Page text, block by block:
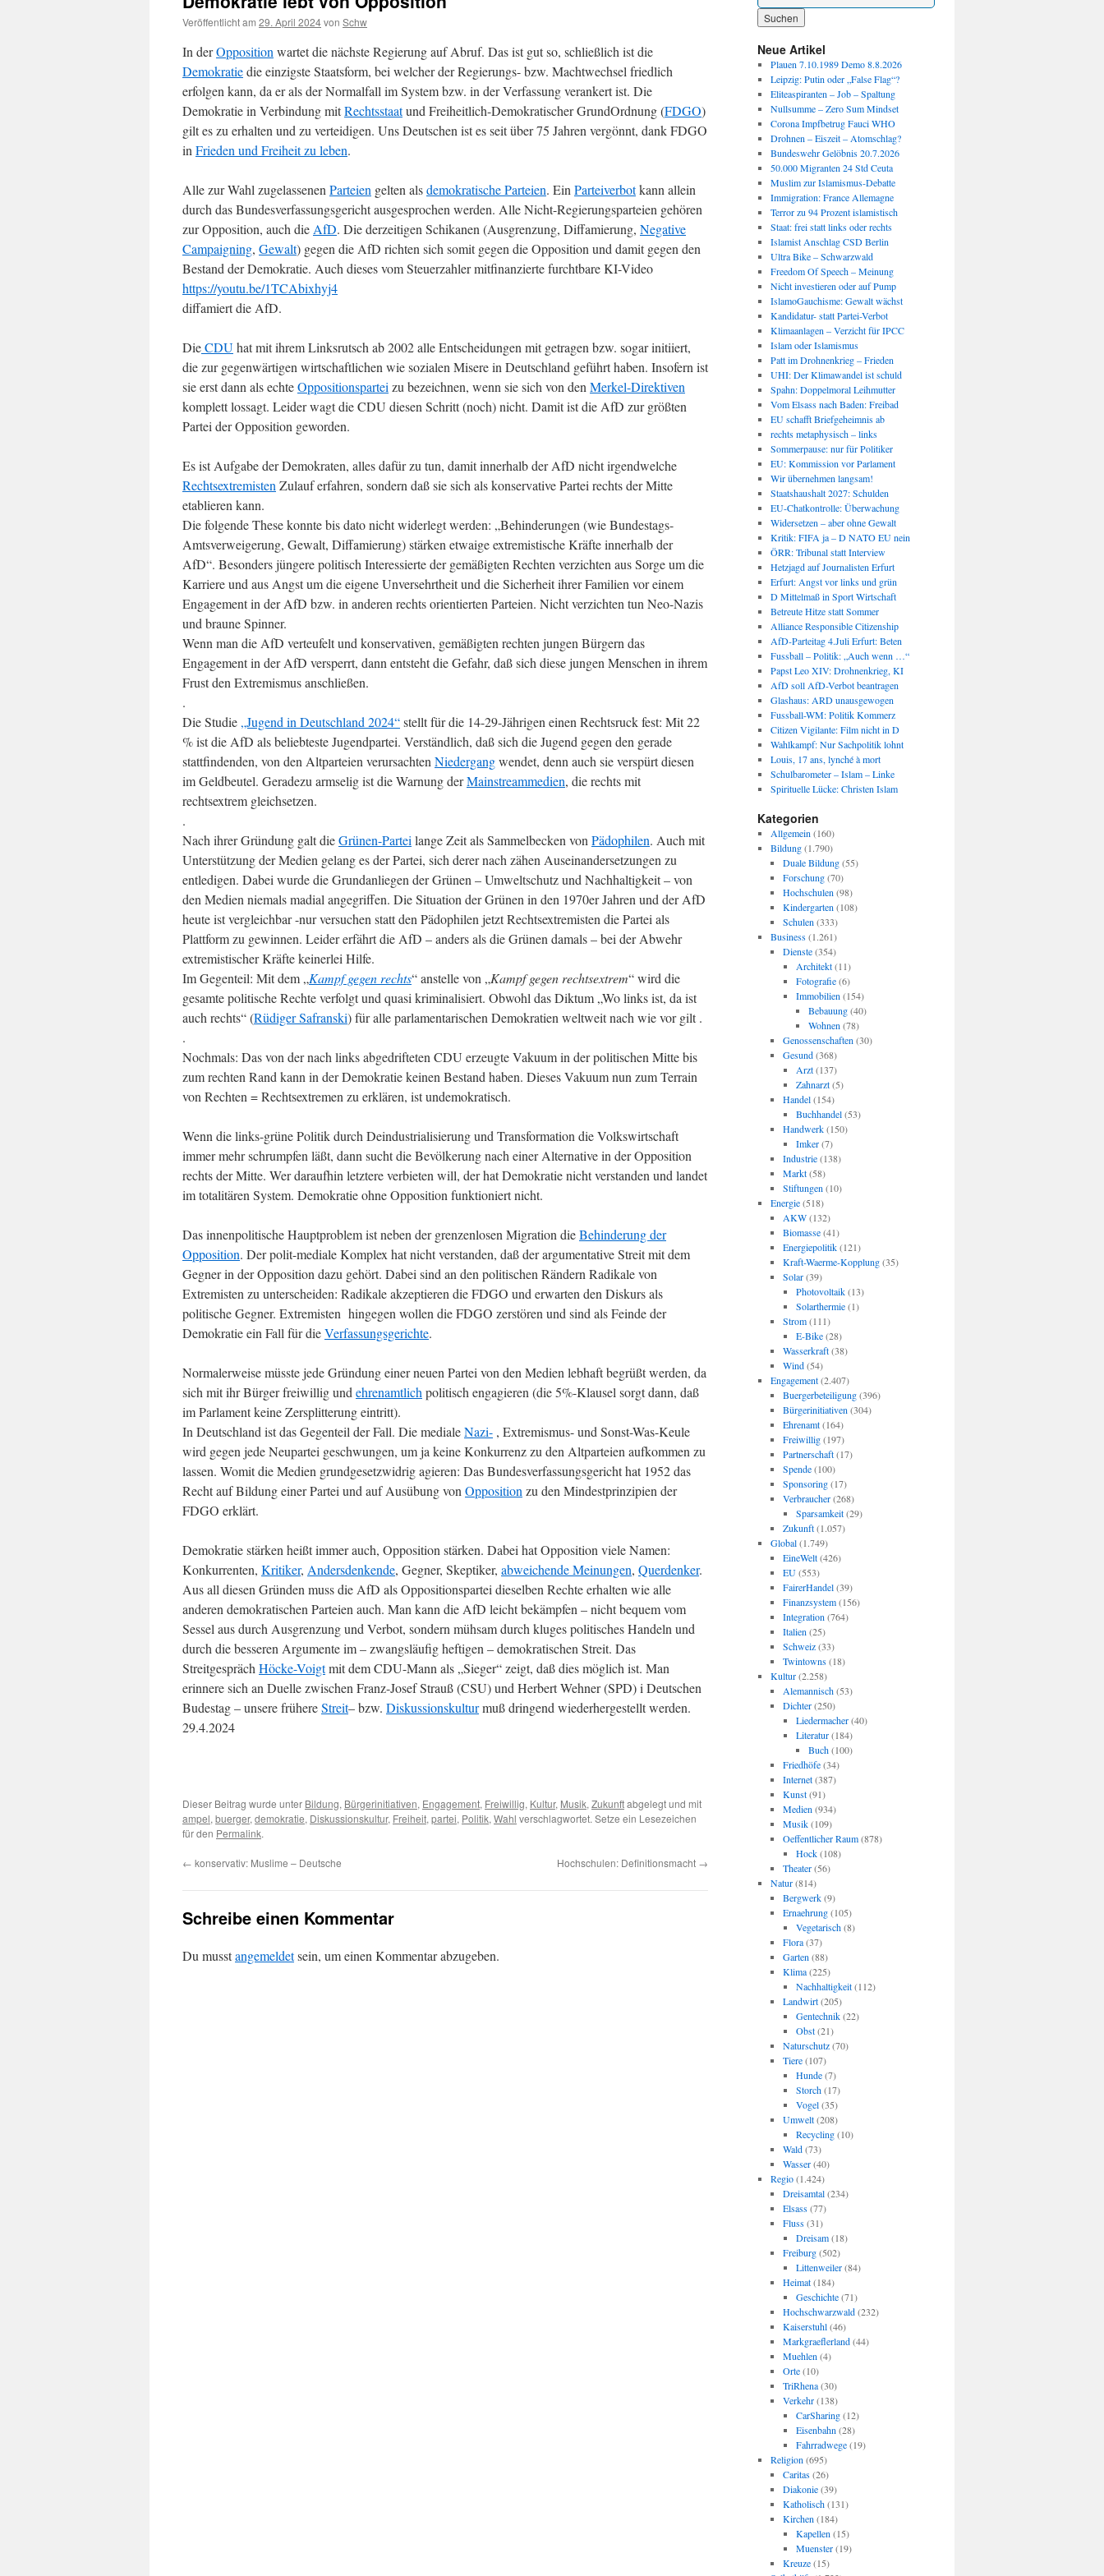
Veröffentlicht am 29. April 2024von Schw
In derOpposition wartet die nächste Regierung auf Abruf. Das ist gut so, schließlich ist die
Demokratiedie einzigste Staatsform, bei welcher der Regierungs- bzw. Machtwechsel friedlich
erfolgen kann, da er als der Normalfall im System bzw. in der Verfassung verankert ist. Die
Demokratie in Verbindung mitRechtsstaatund Freiheitlich-Demokratischer GrundOrdnung (FDGO)
gilt es zu erhalten und zu verteidigen. Uns Deutschen ist es seit über 75 Jahren vergönnt, dank FDGO
in Frieden und Freiheit zu leben.
Alle zur Wahl zugelassenen Parteien gelten alsdemokratische Parteien. Ein Parteiverbotkann allein
durch das Bundesverfassungsgericht ausgesprochen werden. Alle Nicht-Regierungsparteien gehören
zur Opposition, auch die AfD. Die derzeitigen Schikanen (Ausgrenzung, Diffamierung, Negative
Campaigning, Gewalt) gegen die AfD richten sich somit gegen die Opposition und damit gegen den
Bestand der Demokratie. Auch dieses vom Steuerzahler mitfinanzierte furchtbare KI-Video
https://youtu.be/1TCAbixhyj4
diffamiert die AfD.
DieCDUhat mit ihrem Linksrutsch ab 2002 alle Entscheidungen mit getragen bzw. sogar initiiert,
die zur gegenwärtigen wirtschaftlichen wie sozialen Misere in Deutschland geführt haben. Insofern ist
sie erst dann als echteOppositionspartei zu bezeichnen, wenn sie sich von den Merkel-Direktiven
komplett lossagt. Leider wagt die CDU diesen Schritt (noch) nicht. Damit ist die AfD zur größten
Partei der Opposition geworden.
Es ist Aufgabe der Demokraten, alles dafür zu tun, damit innerhalb der AfD nicht irgendwelche
Rechtsextremisten Zulauf erfahren, sondern daß sie sich als konservative Partei rechts der Mitte
etablieren kann.
Die folgende These konnte bis dato nicht widerlegt werden: „Behinderungen (wie Bundestags-
Amtsverweigerung, Gewalt, Diffamierung) stärken etwaige extremistische Kräfte innerhalb der
AfD“. Besonders jüngere politisch Interessierte der gemäßigten Rechten verzichten aus Sorge um die
Karriere und aus Angst um die eigene Unversehrtheit und die Sicherheit ihrer Familien vor einem
Engagement in der AfD bzw. in anderen rechts orientierten Parteien. Nicht verzichten tun Neo-Nazis
und braune Spinner.
Wenn man die AfD verteufelt und konservativen, gemäßigten rechten jungen Bürgern das
Engagement in der AfD versperrt, dann entsteht die Gefahr, daß sich diese jungen Menschen in ihrem
Frust den Extremismus anschließen.
.
Die Studie „Jugend in Deutschland 2024“stellt für die 14-29-Jährigen einen Rechtsruck fest: Mit 22
% ist die AfD als beliebteste Jugendpartei. Verständlich, daß sich die Jugend gegen den gerade
stattfindenden, von den Altparteien verursachten Niedergangwendet, denn auch sie verspürt diesen
im Geldbeutel. Geradezu armselig ist die Warnung derMainstreammedien, die rechts mit
rechtsextrem gleichsetzen.
.
Nach ihrer Gründung galt dieGrünen-Partei lange Zeit als Sammelbecken von Pädophilen. Auch mit
Unterstützung der Medien gelang es der Partei, sich derer nach zähen Auseinandersetzungen zu
entledigen. Dabei wurde die Grundanliegen der Grünen – Umweltschutz und Nachhaltigkeit – von
den Medien niemals madial angegriffen. Die Situation der Grünen in den 1970er Jahren und der AfD
heute ist vergleichbar -nur versuchen statt den Pädophilen jetzt Rechtsextremisten die Partei als
Plattform zu gewinnen. Leider erfährt die AfD – anders als die Grünen damals – bei der Abwehr
extremistischer Kräfte keinerlei Hilfe.
Im Gegenteil: Mit dem „Kampf gegen rechts“ anstelle von „Kampf gegen rechtsextrem“ wird die
gesamte politische Rechte verfolgt und quasi kriminalisiert. Obwohl das Diktum „Wo links ist, da ist
auch rechts“ (Rüdiger Safranski) für alle parlamentarischen Demokratien weltweit nach wie vor gilt .
.
Nochmals: Das von der nach links abgedrifteten CDU erzeugte Vakuum in der politischen Mitte bis
zum rechten Rand kann in der Demokratie keinen Bestand haben. Dieses Vakuum nun zum Terrain
von Rechten = Rechtsextremen zu erklären, ist undemokratisch.
Wenn die links-grüne Politik durch Deindustrialisierung und Transformation die Volkswirtschaft
immer mehr schrumpfen läßt, dann sucht die Bevölkerung nach einer Alternative in der Opposition
rechts der Mitte. Wer daraufhin letztere verbieten will, der hat Demokratie nicht verstanden und landet
im totalitären System. Demokratie ohne Opposition funktioniert nicht.
Das innenpolitische Hauptproblem ist neben der grenzenlosen Migration dieBehinderung der
Opposition. Der polit-mediale Komplex hat nicht verstanden, daß der argumentative Streit mit dem
Gegner in der Opposition dazu gehört. Dabei sind an den politischen Rändern Radikale von
Extremisten zu unterscheiden: Radikale akzeptieren die FDGO und erwarten den Diskurs als
politische Gegner. Extremisten hingegen wollen die FDGO zerstören und sind als Feinde der
Demokratie ein Fall für dieVerfassungsgerichte.
Normalerweise müsste jede Gründung einer neuen Partei von den Medien lebhaft begrüßt werden, da
sich mit ihr Bürger freiwillig und ehrenamtlich politisch engagieren (die 5%-Klausel sorgt dann, daß
im Parlament keine Zersplitterung eintritt).
In Deutschland ist das Gegenteil der Fall. Die medialeNazi- , Extremismus- und Sonst-Was-Keule
wird gegen jede Neupartei geschwungen, um ja keine Konkurrenz zu den Altparteien aufkommen zu
lassen. Womit die Medien grundgesetzwidrig agieren: Das Bundesverfassungsgericht hat 1952 das
Recht auf Bildung einer Partei und auf Ausübung von Opposition zu den Mindestprinzipien der
FDGO erklärt.
Demokratie stärken heißt immer auch, Opposition stärken. Dabei hat Opposition viele Namen:
Konkurrenten, Kritiker, Andersdenkende, Gegner, Skeptiker, abweichende Meinungen, Querdenker.
Aus all diesen Gründen muss die AfD als Oppositionspartei dieselben Rechte erhalten wie alle
anderen demokratischen Parteien auch. Man kann die AfD leicht bekämpfen – nicht bequem vom
Sessel aus durch Ausgrenzung und Verbot, sondern mühsam durch kluges politisches Handeln und
durch die besseren Argumente im – zwangsläufig heftigen – demokratischen Streit. Das
Streitgespräch Höcke-Voigtmit dem CDU-Mann als „Sieger“ zeigt, daß dies möglich ist. Man
erinnere sich an Duelle zwischen Franz-Josef Strauß (CSU) und Herbert Wehner (SPD) i Deutschen
Budestag – unsere frühereStreit– bzw. Diskussionskulturmuß dringend wiederhergestellt werden.
29.4.2024
Dieser Beitrag wurde unter Bildung, Bürgerinitiativen, Engagement, Freiwillig, Kultur, Musik, Zukunftabgelegt und mit
ampel, buerger, demokratie, Diskussionskultur, Freiheit, partei, Politik, Wahl verschlagwortet. Setze ein Lesezeichen
für den Permalink.
← konservativ: Muslime – Deutsche Hochschulen: Definitionsmacht →
Schreibe einen Kommentar
Du musstangemeldetsein, um einen Kommentar abzugeben.
Neue Artikel
Plauen 7.10.1989 Demo 8.8.2026
Leipzig: Putin oder „False Flag“?
Eliteaspiranten – Job – Spaltung
Nullsumme – Zero Sum Mindset
Corona Impfbetrug Fauci WHO
Drohnen – Eiszeit – Atomschlag?
Bundeswehr Gelöbnis 20.7.2026
50.000 Migranten 24 Std Ceuta
Muslim zur Islamismus-Debatte
Immigration: France Allemagne
Terror zu 94 Prozent islamistisch
Staat: frei statt links oder rechts
Islamist Anschlag CSD Berlin
Ultra Bike – Schwarzwald
Freedom Of Speech – Meinung
Nicht investieren oder auf Pump
IslamoGauchisme: Gewalt wächst
Kandidatur- statt Partei-Verbot
Klimaanlagen – Verzicht für IPCC
Islam oder Islamismus
Patt im Drohnenkrieg – Frieden
UHI: Der Klimawandel ist schuld
Spahn: Doppelmoral Leihmutter
Vom Elsass nach Baden: Freibad
EU schafft Briefgeheimnis ab
rechts metaphysisch – links
Sommerpause: nur für Politiker
EU: Kommission vor Parlament
Wir übernehmen langsam!
Staatshaushalt 2027: Schulden
EU-Chatkontrolle: Überwachung
Widersetzen – aber ohne Gewalt
Kritik: FIFA ja – D NATO EU nein
ÖRR: Tribunal statt Interview
Hetzjagd auf Journalisten Erfurt
Erfurt: Angst vor links und grün
D Mittelmaß in Sport Wirtschaft
Betreute Hitze statt Sommer
Alliance Responsible Citizenship
AfD-Parteitag 4.Juli Erfurt: Beten
Fussball – Politik: „Auch wenn …“
Papst Leo XIV: Drohnenkrieg, KI
AfD soll AfD-Verbot beantragen
Glashaus: ARD unausgewogen
Fussball-WM: Politik Kommerz
Citizen Vigilante: Film nicht in D
Wahlkampf: Nur Sachpolitik lohnt
Louis, 17 ans, lynché à mort
Schulbarometer – Islam – Linke
Spirituelle Lücke: Christen Islam
Kategorien
Allgemein (160)
Bildung(1.790)
Duale Bildung(55)
Forschung(70)
Hochschulen (98)
Kindergarten (108)
Schulen (333)
Business(1.261)
Dienste(354)
Architekt(11)
Fotografie(6)
Immobilien (154)
Bebauung(40)
Wohnen (78)
Genossenschaften (30)
Gesund(368)
Arzt(137)
Zahnarzt(5)
Handel(154)
Buchhandel(53)
Handwerk(150)
Imker(7)
Industrie(138)
Markt(58)
Stiftungen (10)
Energie(518)
AKW(132)
Biomasse(41)
Energiepolitik(121)
Kraft-Waerme-Kopplung(35)
Solar(39)
Photovoltaik(13)
Solarthermie(1)
Strom(111)
E-Bike(28)
Wasserkraft(38)
Wind(54)
Engagement(2.407)
Buergerbeteiligung(396)
Bürgerinitiativen (304)
Ehrenamt(164)
Freiwillig(197)
Partnerschaft(17)
Spende(100)
Sponsoring(17)
Verbraucher(268)
Sparsamkeit(29)
Zukunft(1.057)
Global(1.749)
EineWelt(426)
EU(553)
FairerHandel(39)
Finanzsystem(156)
Integration (764)
Italien (25)
Schweiz(33)
Twintowns(18)
Kultur(2.258)
Alemannisch(53)
Dichter(250)
Liedermacher(40)
Literatur(184)
Buch(100)
Friedhöfe(34)
Internet(387)
Kunst(91)
Medien (934)
Musik(109)
Oeffentlicher Raum(878)
Hock(108)
Theater(56)
Natur(814)
Bergwerk(9)
Ernaehrung(105)
Vegetarisch(8)
Flora(37)
Garten (88)
Klima(225)
Nachhaltigkeit(112)
Landwirt(205)
Gentechnik(22)
Obst(21)
Naturschutz(70)
Tiere(107)
Hunde(7)
Storch(17)
Vogel(35)
Umwelt(208)
Recycling(10)
Wald(73)
Wasser(40)
Regio(1.424)
Dreisamtal(234)
Elsass(77)
Fluss(31)
Dreisam(18)
Freiburg(502)
Littenweiler(84)
Heimat(184)
Geschichte(71)
Hochschwarzwald(232)
Kaiserstuhl(46)
Markgraeflerland(44)
Muehlen (4)
Orte(10)
TriRhena(30)
Verkehr(138)
CarSharing(12)
Eisenbahn (28)
Fahrradwege(19)
Religion (695)
Caritas(26)
Diakonie(39)
Katholisch(131)
Kirchen (184)
Kapellen (15)
Muenster(19)
Kreuze(15)